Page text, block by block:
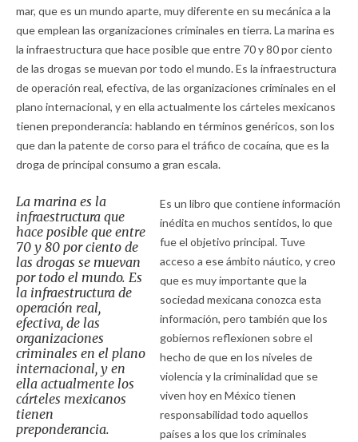
mar, que es un mundo aparte, muy diferente en su mecánica a la
que emplean las organizaciones criminales en tierra. La marina es
la infraestructura que hace posible que entre 70 y 80 por ciento
de las drogas se muevan por todo el mundo. Es la infraestructura
de operación real, efectiva, de las organizaciones criminales en el
plano internacional, y en ella actualmente los cárteles mexicanos
tienen preponderancia: hablando en términos genéricos, son los
que dan la patente de corso para el tráfico de cocaína, que es la
droga de principal consumo a gran escala.
La marina es la
infraestructura que
hace posible que entre
70 y 80 por ciento de
las drogas se muevan
por todo el mundo. Es
la infraestructura de
operación real,
efectiva, de las
organizaciones
criminales en el plano
internacional, y en
ella actualmente los
cárteles mexicanos
tienen
preponderancia.
Es un libro que contiene información
inédita en muchos sentidos, lo que
fue el objetivo principal. Tuve
acceso a ese ámbito náutico, y creo
que es muy importante que la
sociedad mexicana conozca esta
información, pero también que los
gobiernos reflexionen sobre el
hecho de que en los niveles de
violencia y la criminalidad que se
viven hoy en México tienen
responsabilidad todo aquellos
países a los que los criminales